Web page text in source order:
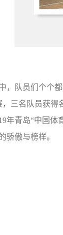
，队员们 个个
，三名队员获得
年青岛“中国
骄傲与榜样。